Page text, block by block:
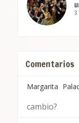
3
Comentarios
Margarita
cambio?